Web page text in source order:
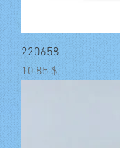
220658
Preis
10,85 $